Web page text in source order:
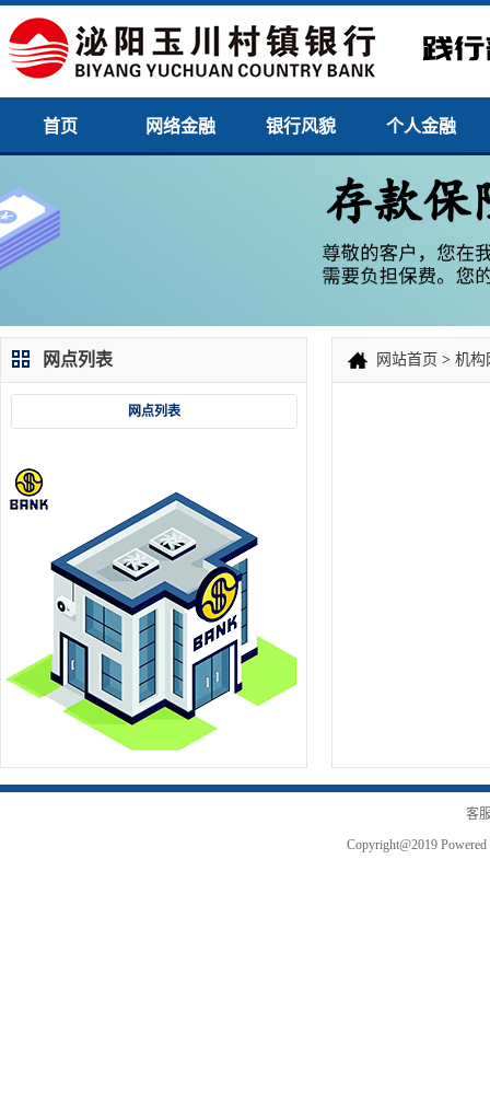
首页 网络金融 银行风貌 个人金融
网点列表
网点列表
网站首页 > 机构
客
Copyright@2019